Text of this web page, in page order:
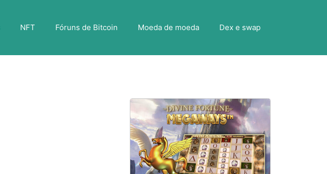
NFT Fóruns de Bitcoin Moeda de moeda Dex e swap